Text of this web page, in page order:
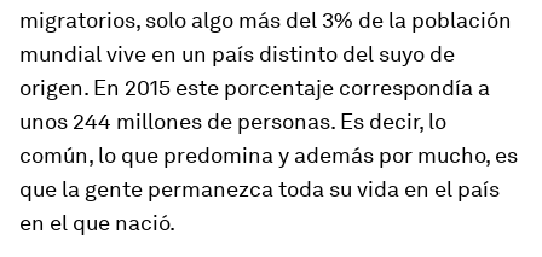
migratorios, solo algo más del 3% de la población
mundial vive en un país distinto del suyo de
origen. En 2015 este porcentaje correspondía a
unos 244 millones de personas. Es decir, lo
común, lo que predomina y además por mucho, es
que la gente permanezca toda su vida en el país
en el que nació.